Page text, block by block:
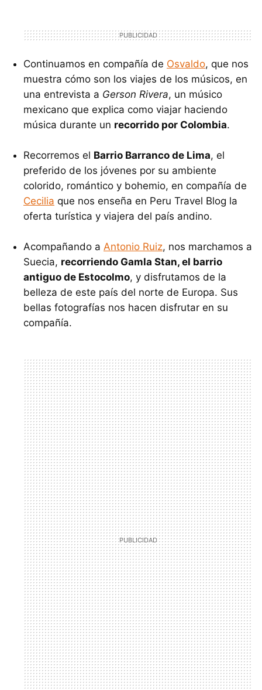
Continuamos en compañía de Osvaldo, que nos
muestra cómo son los viajes de los músicos, en
una entrevista a Gerson Rivera, un músico
mexicano que explica como viajar haciendo
música durante un recorrido por Colombia.
Recorremos el Barrio Barranco de Lima, el
preferido de los jóvenes por su ambiente
colorido, romántico y bohemio, en compañía de
Cecilia que nos enseña en Peru Travel Blog la
oferta turística y viajera del país andino.
Acompañando a Antonio Ruiz, nos marchamos a
Suecia, recorriendo Gamla Stan, el barrio
antiguo de Estocolmo, y disfrutamos de la
belleza de este país del norte de Europa. Sus
bellas fotografías nos hacen disfrutar en su
compañía.